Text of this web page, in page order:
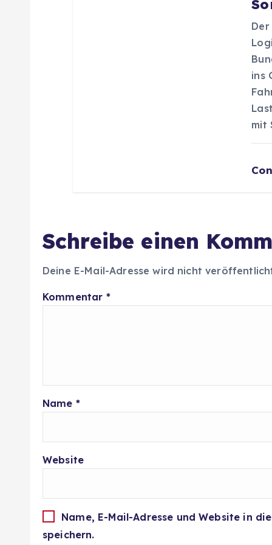
ins
mit
Schreibe einen
Deine E-Mail-Adresse wird nicht
Kommentar *
Name *
Website
Name, E-Mail-Adresse und Website in
speichern.